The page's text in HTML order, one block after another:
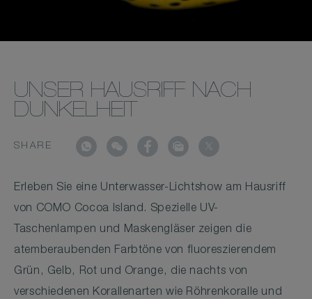
UNSER HAUSRIFF NACH
DUNKELHEIT
SHARE
Erleben Sie eine Unterwasser-Lichtshow am Hausriff
von COMO Cocoa Island. Spezielle UV-
Taschenlampen und Maskengläser zeigen die
atemberaubenden Farbtöne von fluoreszierendem
Grün, Gelb, Rot und Orange, die nachts von
verschiedenen Korallenarten wie Röhrenkoralle und